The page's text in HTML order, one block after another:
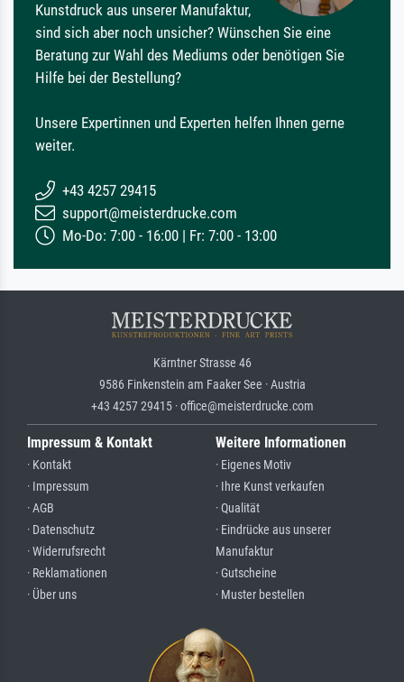
Kunstdruck aus unserer Manufaktur,
sind sich aber noch unsicher? Wünschen Sie eine
Beratung zur Wahl des Mediums oder benötigen Sie
Hilfe bei der Bestellung?
Unsere Expertinnen und Experten helfen Ihnen gerne
weiter.
+43 4257 29415
support@meisterdrucke.com
Mo-Do: 7:00 - 16:00 | Fr: 7:00 - 13:00
Kärntner Strasse 46
9586 Finkenstein am Faaker See · Austria
+43 4257 29415 · office@meisterdrucke.com
Impressum & Kontakt
· Kontakt
· Impressum
· AGB
· Datenschutz
· Widerrufsrecht
· Reklamationen
· Über uns
Weitere Informationen
· Eigenes Motiv
· Ihre Kunst verkaufen
· Qualität
· Eindrücke aus unserer
Manufaktur
· Gutscheine
· Muster bestellen